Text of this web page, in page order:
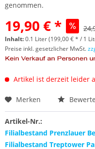
genommen.
19,90 € *
Inhalt:0.1 Liter (199,00 € * / 1
Preise inkl. gesetzlicher MwSt.
Artikel ist derzeit leider
Merken
Artikel-Nr.:
Filialbestand Prenzlauer
Filialbestand Treptower